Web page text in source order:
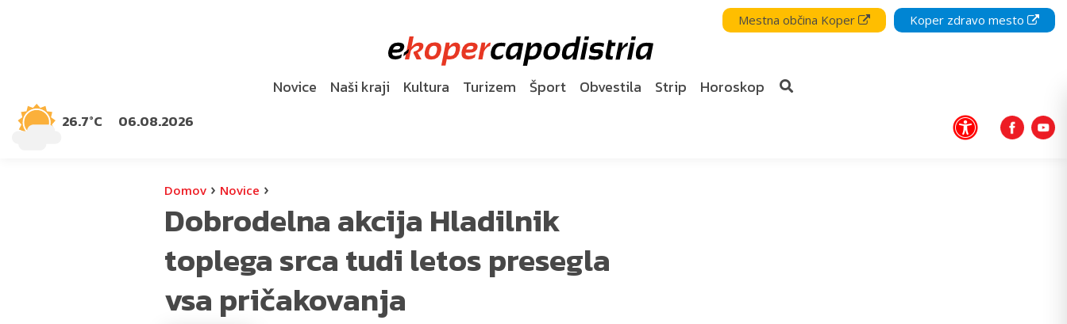
Mestna občina Koper Koper zdravo mesto
26.7°C 06.08.2026
Novice Naši kraji Kultura Turizem Šport Obvestila Strip Horoskop
Domov › Novice ›
Dobrodelna akcija Hladilnik
toplega srca tudi letos presegla
vsa pričakovanja